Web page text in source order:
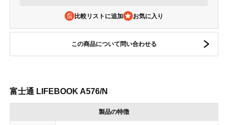
比較リストに追加
この商品について問い合わせる
富士通 LIFEBOOK A576/N
製品の特徴